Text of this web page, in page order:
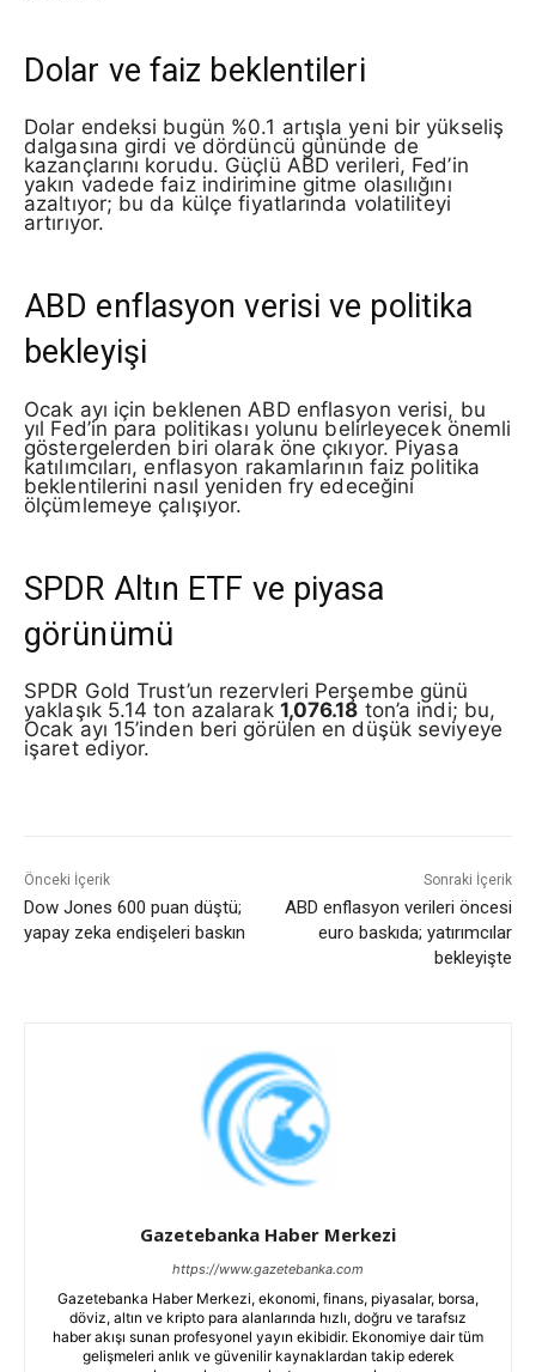
Dolar ve faiz beklentileri
Dolar endeksi bugün %0.1 artışla yeni bir yükseliş
dalgasına girdi ve dördüncü gününde de
kazançlarını korudu. Güçlü ABD verileri, Fed’in
yakın vadede faiz indirimine gitme olasılığını
azaltıyor; bu da külçe fiyatlarında volatiliteyi
artırıyor.
ABD enflasyon verisi ve politika
bekleyişi
Ocak ayı için beklenen ABD enflasyon verisi, bu
yıl Fed’in para politikası yolunu belirleyecek önemli
göstergelerden biri olarak öne çıkıyor. Piyasa
katılımcıları, enflasyon rakamlarının faiz politika
beklentilerini nasıl yeniden fry edeceğini
ölçümlemeye çalışıyor.
SPDR Altın ETF ve piyasa
görünümü
SPDR Gold Trust’un rezervleri Perşembe günü
yaklaşık 5.14 ton azalarak 1,076.18 ton’a indi; bu,
Ocak ayı 15’inden beri görülen en düşük seviyeye
işaret ediyor.
Önceki İçerik
Dow Jones 600 puan düştü;
yapay zeka endişeleri baskın
Sonraki İçerik
ABD enflasyon verileri öncesi
euro baskıda; yatırımcılar
bekleyişte
Gazetebanka Haber Merkezi
https://www.gazetebanka.com
Gazetebanka Haber Merkezi, ekonomi, finans, piyasalar, borsa,
döviz, altın ve kripto para alanlarında hızlı, doğru ve tarafsız
haber akışı sunan profesyonel yayın ekibidir. Ekonomiye dair tüm
gelişmeleri anlık ve güvenilir kaynaklardan takip ederek